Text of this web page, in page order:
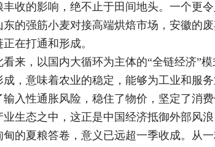
丰收的影响，绝不止于田间地头。一个更
东的强筋小麦对接高端烘焙市场，安徽的
在打通和形成。
看来，以国内大循环为主体的“全链经济”
成，意味着农业的稳定，能够为工业和服
输入性通胀风险，稳住了物价，坚定了消
业生态之中，这正是中国经济抵御外部风浪
甸的夏粮答卷，意义已远超一季收成。从